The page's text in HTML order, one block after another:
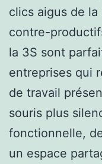
clics aigus de
contre-
la 3S sont
entreprises qui
de travail
souris plus
fonctionnelle,
un espace